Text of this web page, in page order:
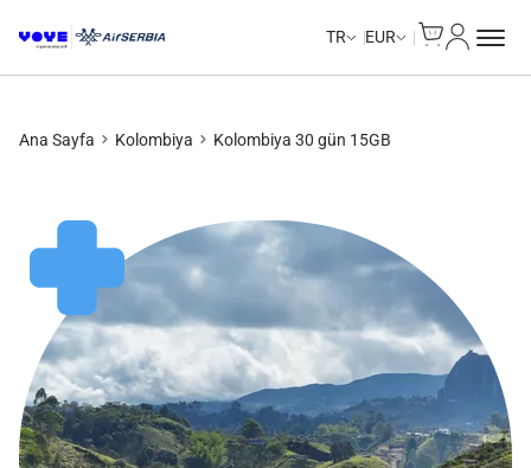
TR EUR
Ana Sayfa Kolombiya Kolombiya 30 gün 15GB